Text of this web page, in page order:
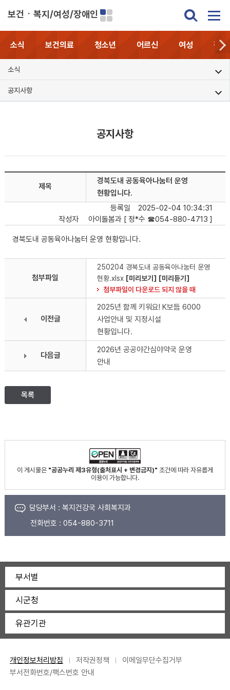
보건ㆍ복지/여성/장애인
소식 보건의료 청소년 어르신 여성 장애
소식
공지사항
공지사항
제목
경북도내 공동육아나눔터 운영
현황입니다.
등록일
2025-02-04 10:34:31
작성자
아이돌봄과 [ 정*수 ☎054-880-4713 ]
경북도내 공동육아나눔터 운영 현황입니다.
첨부파일
250204 경북도내 공동육아나눔터 운영
현황.xlsx [미리보기]
[미리듣기]
첨부파일이 다운로드 되지 않을 때
이전글
2025년 함께 키워요! K보듬 6000
사업안내 및 지정시설
현황입니다.
다음글
2026년 공공야간심야약국 운영
안내
목록
이 게시물은 "공공누리 제3유형(출처표시 + 변경금지)" 조건에 따라 자유롭게
이용이 가능합니다.
담당부서 : 복지건강국 사회복지과
전화번호 : 054-880-3711
부서별
시군청
유관기관
개인정보처리방침 저작권정책
이메일무단수집거부
부서전화번호/팩스번호 안내